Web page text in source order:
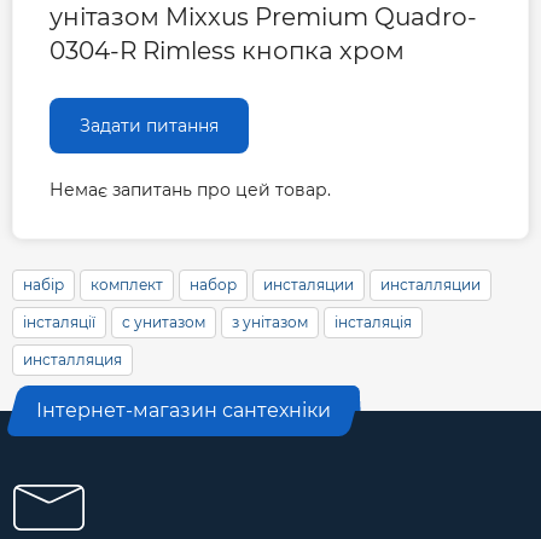
унітазом Mixxus Premium Quadro-
0304-R Rimless кнопка хром
Задати питання
Немає запитань про цей товар.
набір комплект набор инсталяции инсталляции
інсталяції с унитазом з унітазом інсталяція
инсталляция
Інтернет-магазин сантехніки